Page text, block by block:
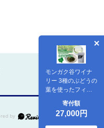
モンガク谷ワイナ
リー 3種のぶどうの
葉を使ったフィー
ルドブレンド北海
道TEA_Y037-0333
寄付額
27,000円